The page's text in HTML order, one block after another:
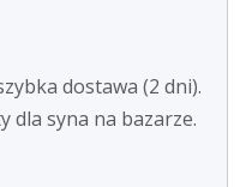
dostawa (2 dni).
dla syna na bazarze.